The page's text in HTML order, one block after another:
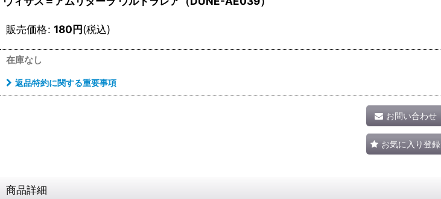
販売価格: 180円(税込)
在庫なし
返品特約に関する重要事項
お問い合わせ
お気に入り登録
商品詳細